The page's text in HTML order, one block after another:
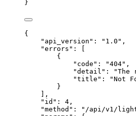
}
{
"api_version" : " 1.0 " ,
"errors" : [
{
"code" : "404" ,
"detail" : "The
"title" : "Not
}
],
"id" : 4 ,
"method" : " /api/v1/